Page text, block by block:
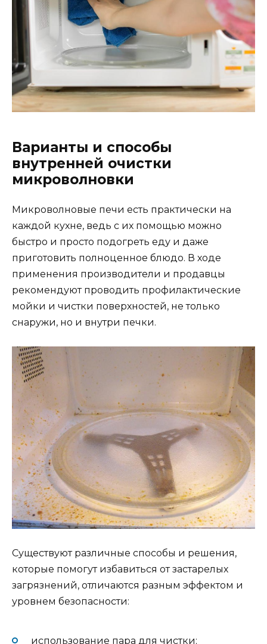
Варианты и способы
внутренней очистки
микроволновки
Микроволновые печи есть практически на
каждой кухне, ведь с их помощью можно
быстро и просто подогреть еду и даже
приготовить полноценное блюдо. В ходе
применения производители и продавцы
рекомендуют проводить профилактические
мойки и чистки поверхностей, не только
снаружи, но и внутри печки.
Существуют различные способы и решения,
которые помогут избавиться от застарелых
загрязнений, отличаются разным эффектом и
уровнем безопасности:
использование пара для чистки;